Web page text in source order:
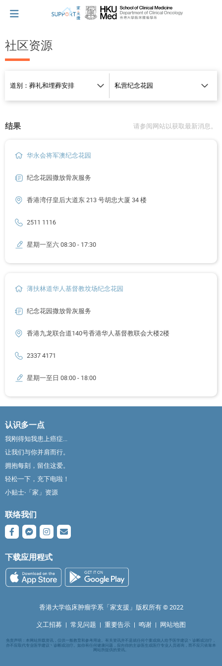
让我们与你并肩而行。
小贴士‧「家」资源
社区资源
结果 请参阅网站以获取最新消息。
华永会将军澳纪念花园
纪念花园撒放骨灰服务
香港湾仔皇后大道东 213 号胡忠大厦 34 楼
2511 1116
星期一至六 08:30 - 17:30
薄扶林道华人基督教坟场纪念花园
纪念花园撒放骨灰服务
香港九龙联合道140号香港华人基督教联会大楼2楼
2337 4171
星期一至日 08:00 - 18:00
认识多一点
我刚得知我患上癌症...
让我们与你并肩而行。
拥抱每刻，留住这爱。
轻松一下，充下电啦！
小贴士‧「家」资源
联络我们
下载应用程式
香港大学临床肿瘤学系「家支援」版权所有 ©️ 2022
义工招募 | 常见问题 | 重要告示 | 鸣谢 | 网站地图
免责声明：本网站所载资讯，仅供一般教育和参考用途。有关资讯并不是就任何个案或病人给予医学建议丶诊断或治疗，
亦不应取代专业医学建议丶诊断或治疗。如你有任何健康问题，应向你的主诊医生或医疗专业人员谘询，而不应只依靠本
网站所提供的资讯。